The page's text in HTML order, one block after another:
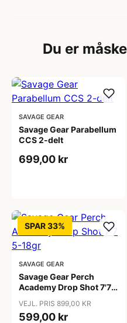
Du er
SAVAGE GEAR
Savage Gear Parabellum
CCS 2-delt
699,00 kr
SPAR 33%
SAVAGE GEAR
Savage Gear Perch
Academy Drop Shot 7'7
VEJL. PRIS 899,00 KR
599,00 kr